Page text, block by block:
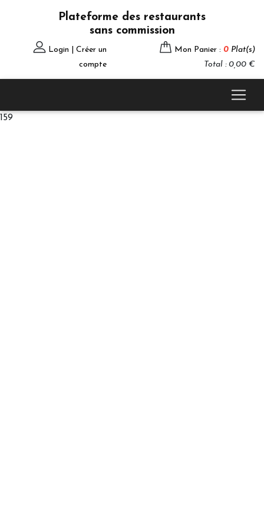
Plateforme des restaurants
sans commission
Login | Créer un
compte
Mon Panier : 0 Plat(s)
Total : 0,00 €
159